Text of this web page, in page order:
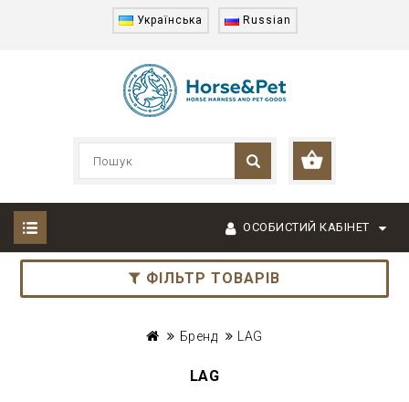
Українська Russian
ОСОБИСТИЙ КАБІНЕТ
ФІЛЬТР ТОВАРІВ
Бренд LAG
LAG